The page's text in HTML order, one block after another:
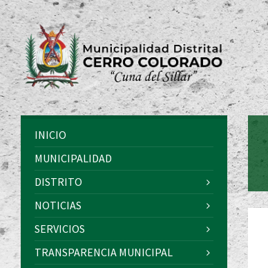
INICIO
MUNICIPALIDAD
DISTRITO
NOTICIAS
SERVICIOS
TRANSPARENCIA MUNICIPAL